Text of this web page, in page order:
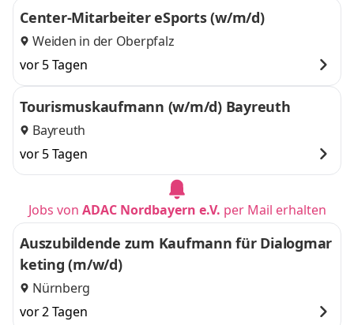
Center-Mitarbeiter eSports (w/m/d)
Weiden in der Oberpfalz
vor 5 Tagen
Tourismuskaufmann (w/m/d) Bayreuth
Bayreuth
vor 5 Tagen
Jobs von ADAC Nordbayern e.V. per Mail erhalten
Auszubildende zum Kaufmann für Dialogmar
keting (m/w/d)
Nürnberg
vor 2 Tagen